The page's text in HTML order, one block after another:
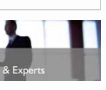
شلوغ‌ترین فرودگاه‌های اروپا در ۲۰۲۵: لندن، استانبول و
پخش زنده پرواز سیزدهم